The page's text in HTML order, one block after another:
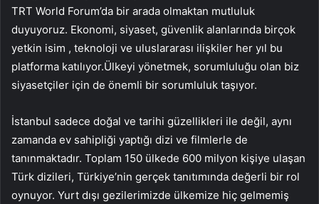
TRT World Forum’da bir arada olmaktan mutluluk
duyuyoruz. Ekonomi, siyaset, güvenlik alanlarında birçok
yetkin isim , teknoloji ve uluslararası ilişkiler her yıl bu
platforma katılıyor.Ülkeyi yönetmek, sorumluluğu olan biz
siyasetçiler için de önemli bir sorumluluk taşıyor.
İstanbul sadece doğal ve tarihi güzellikleri ile değil, aynı
zamanda ev sahipliği yaptığı dizi ve filmlerle de
tanınmaktadır. Toplam 150 ülkede 600 milyon kişiye ulaşan
Türk dizileri, Türkiye’nin gerçek tanıtımında değerli bir rol
oynuyor. Yurt dışı gezilerimizde ülkemize hiç gelmemiş